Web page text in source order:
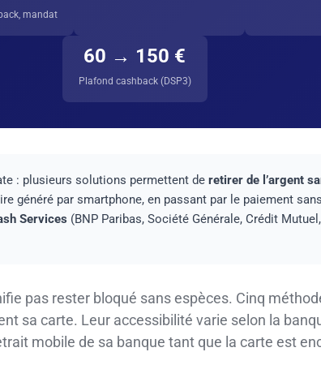
mandat
60 → 150 €
Plafond cashback (DSP3)
: plusieurs solutions permettent de retirer de l’argent
généré par smartphone, en passant par le paiement
Services (BNP Paribas, Société Générale, Crédit
pas rester bloqué sans espèces. Cinq
sa carte. Leur accessibilité varie selon la
mobile de sa banque tant que la carte est